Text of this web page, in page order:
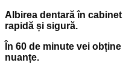
Albirea dentară în
rapidă și sigură.
În 60 de minute vei
nuanțe.